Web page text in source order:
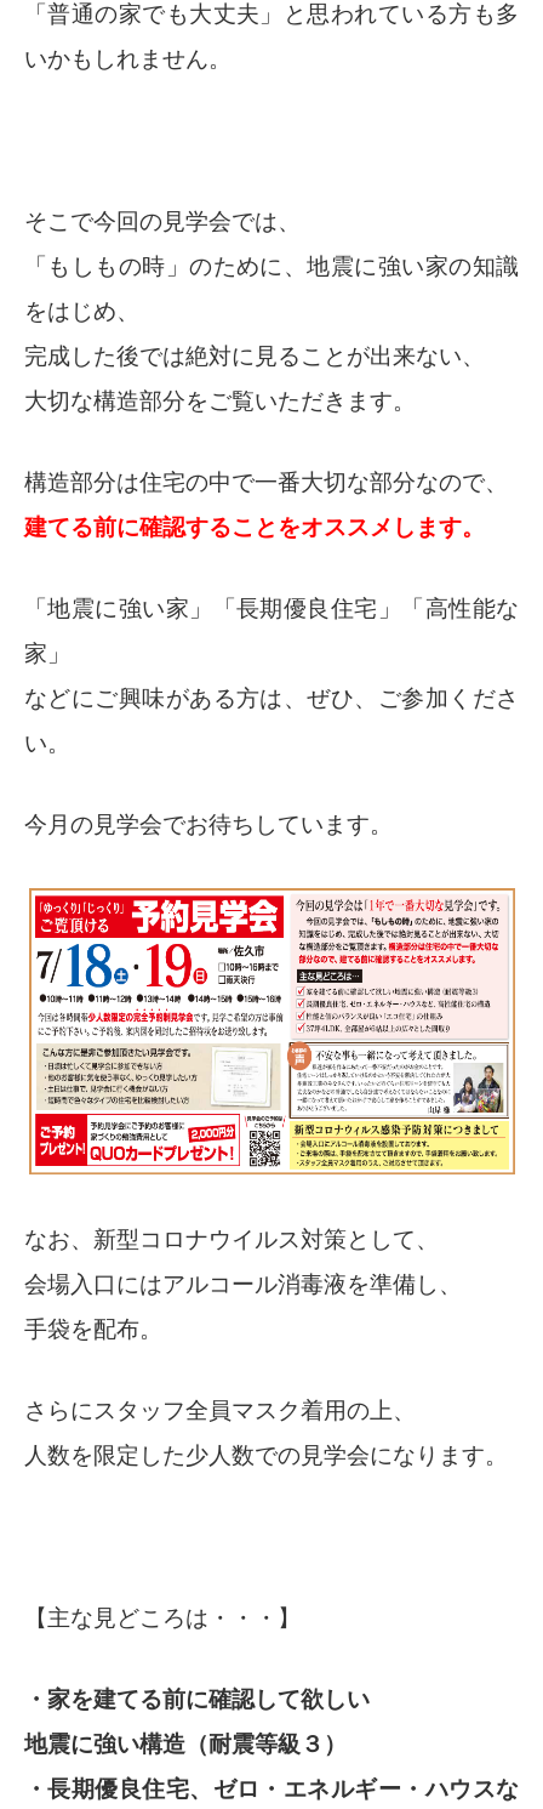
「普通の家でも大丈夫」と思われている方も多
いかもしれません。
そこで今回の見学会では、
「もしもの時」のために、地震に強い家の知識
をはじめ、
完成した後では絶対に見ることが出来ない、
大切な構造部分をご覧いただきます。
構造部分は住宅の中で一番大切な部分なので、
建てる前に確認することをオススメします。
「地震に強い家」「長期優良住宅」「高性能な
家」
などにご興味がある方は、ぜひ、ご参加くださ
い。
今月の見学会でお待ちしています。
なお、新型コロナウイルス対策として、
会場入口にはアルコール消毒液を準備し、
手袋を配布。
さらにスタッフ全員マスク着用の上、
人数を限定した少人数での見学会になります。
【主な見どころは・・・】
・家を建てる前に確認して欲しい
地震に強い構造（耐震等級３）
・長期優良住宅、ゼロ・エネルギー・ハウスな